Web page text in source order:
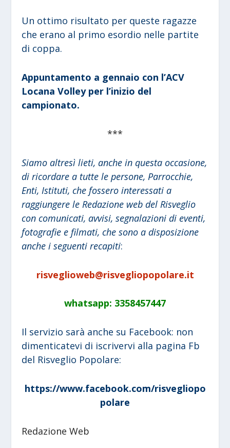
Un ottimo risultato per queste ragazze
che erano al primo esordio nelle partite
di coppa.
Appuntamento a gennaio con l’ACV
Locana Volley per l’inizio del
campionato.
***
Siamo altresì lieti, anche in questa occasione,
di ricordare a tutte le persone, Parrocchie,
Enti, Istituti, che fossero interessati a
raggiungere le Redazione web del Risveglio
con comunicati, avvisi, segnalazioni di eventi,
fotografie e filmati, che sono a disposizione
anche i seguenti recapiti:
risveglioweb@risvegliopopolare.it
whatsapp: 3358457447
Il servizio sarà anche su Facebook: non
dimenticatevi di iscrivervi alla pagina Fb
del Risveglio Popolare:
https://www.facebook.com/risvegliopo
polare
Redazione Web